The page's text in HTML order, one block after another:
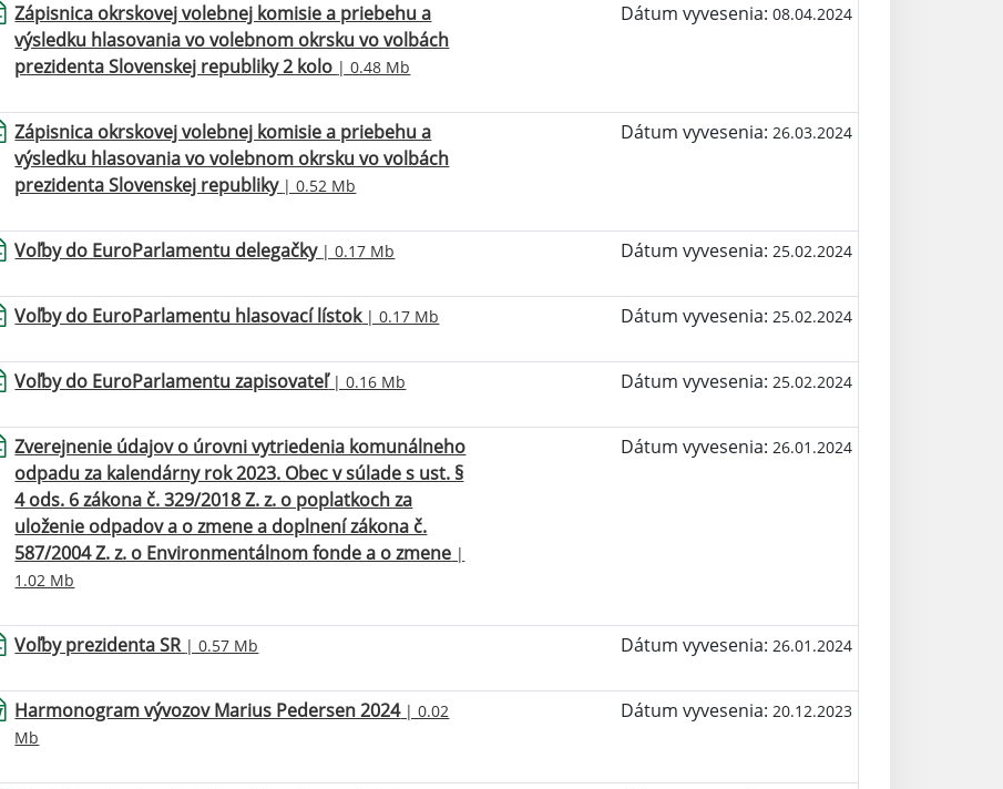
Zápisnica okrskovej volebnej komisie a priebehu a
výsledku hlasovania vo volebnom okrsku vo volbách
prezidenta Slovenskej republiky 2 kolo | 0.48 Mb
Dátum vyvesenia: 08.04.2024
Zápisnica okrskovej volebnej komisie a priebehu a
výsledku hlasovania vo volebnom okrsku vo volbách
prezidenta Slovenskej republiky | 0.52 Mb
Dátum vyvesenia: 26.03.2024
Voľby do EuroParlamentu delegačky | 0.17 Mb Dátum vyvesenia: 25.02.2024
Voľby do EuroParlamentu hlasovací lístok| 0.17 Mb Dátum vyvesenia: 25.02.2024
Voľby do EuroParlamentu zapisovateľ| 0.16 Mb Dátum vyvesenia: 25.02.2024
Zverejnenie údajov o úrovni vytriedenia komunálneho
odpadu za kalendárny rok 2023. Obec v súlade s ust. §
4 ods. 6 zákona č. 329/2018 Z. z. o poplatkoch za
uloženie odpadov a o zmene a doplnení zákona č.
587/2004 Z. z. o Environmentálnom fonde a o zmene |
1.02 Mb
Dátum vyvesenia: 26.01.2024
Voľby prezidenta SR | 0.57 Mb Dátum vyvesenia: 26.01.2024
Harmonogram vývozov Marius Pedersen 2024| 0.02
Mb
Dátum vyvesenia: 20.12.2023